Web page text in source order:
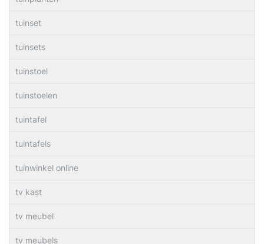
tuinset
tuinsets
tuinstoel
tuinstoelen
tuintafel
tuintafels
tuinwinkel online
tv kast
tv meubel
tv meubels